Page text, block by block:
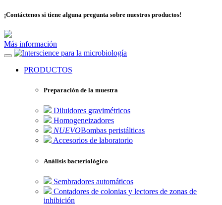
¡Contáctenos si tiene alguna pregunta sobre nuestros productos!
Más información
para la microbiología
PRODUCTOS
Preparación de la muestra
Diluidores gravimétricos
Homogeneizadores
NUEVOBombas peristálticas
Accesorios de laboratorio
Análisis bacteriológico
Sembradores automáticos
Contadores de colonias y lectores de zonas de
inhibición